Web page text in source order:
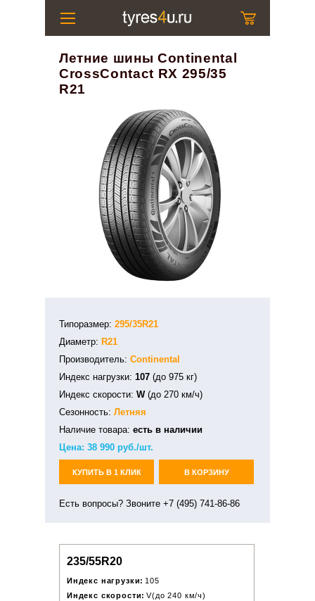
Летние шины Continental
CrossContact RX 295/35
R21
Типоразмер: 295/35R21
Диаметр: R21
Производитель: Continental
Индекс нагрузки: 107 (до 975 кг)
Индекс скорости: W(до 270 км/ч)
Сезонность: Летняя
Наличие товара: есть в наличии
Цена: 38 990 руб./шт.
КУПИТЬ В 1 КЛИК В КОРЗИНУ
Есть вопросы? Звоните +7 (495) 741-86-86
235/55R20
Индекс нагрузки: 105
Индекс скорости: V(до 240 км/ч)